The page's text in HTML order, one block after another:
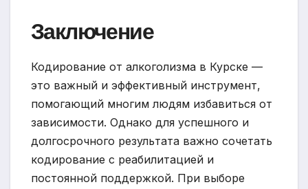
Заключение
Кодирование от алкоголизма в Курске —
это важный и эффективный инструмент,
помогающий многим людям избавиться от
зависимости. Однако для успешного и
долгосрочного результата важно сочетать
кодирование с реабилитацией и
постоянной поддержкой. При выборе